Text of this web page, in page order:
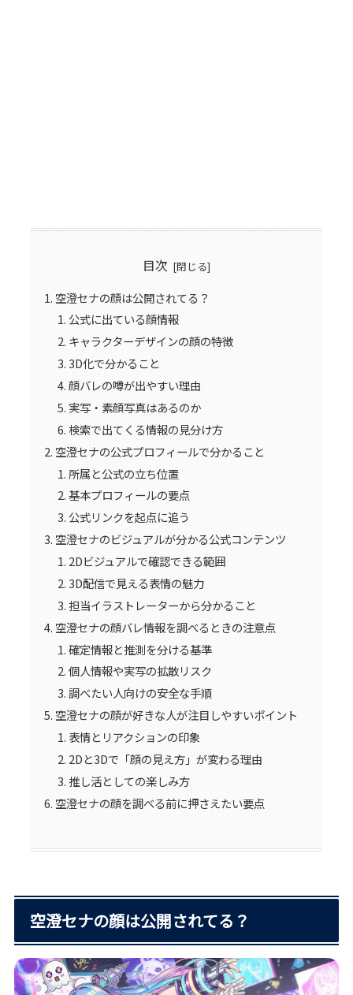
目次
空澄セナの顔は公開されてる？
公式に出ている顔情報
キャラクターデザインの顔の特徴
3D化で分かること
顔バレの噂が出やすい理由
実写・素顔写真はあるのか
検索で出てくる情報の見分け方
空澄セナの公式プロフィールで分かること
所属と公式の立ち位置
基本プロフィールの要点
公式リンクを起点に追う
空澄セナのビジュアルが分かる公式コンテンツ
2Dビジュアルで確認できる範囲
3D配信で見える表情の魅力
担当イラストレーターから分かること
空澄セナの顔バレ情報を調べるときの注意点
確定情報と推測を分ける基準
個人情報や実写の拡散リスク
調べたい人向けの安全な手順
空澄セナの顔が好きな人が注目しやすいポイント
表情とリアクションの印象
2Dと3Dで「顔の見え方」が変わる理由
推し活としての楽しみ方
空澄セナの顔を調べる前に押さえたい要点
空澄セナの顔は公開されてる？